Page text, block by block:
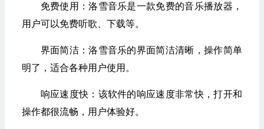
免费使用：洛雪音乐是一款免费的音乐播放器，
用户可以免费听歌、下载等。
界面简洁：洛雪音乐的界面简洁清晰，操作简单
明了，适合各种用户使用。
响应速度快：该软件的响应速度非常快，打开和
操作都很流畅，用户体验好。